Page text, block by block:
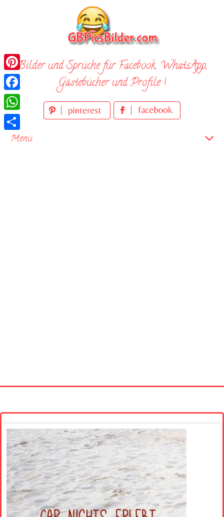
Bilder und Sprüche für Facebook, WhatsApp,
Gästebücher und Profile !
Menu
Pinterest
Facebook
WhatsApp
Teilen